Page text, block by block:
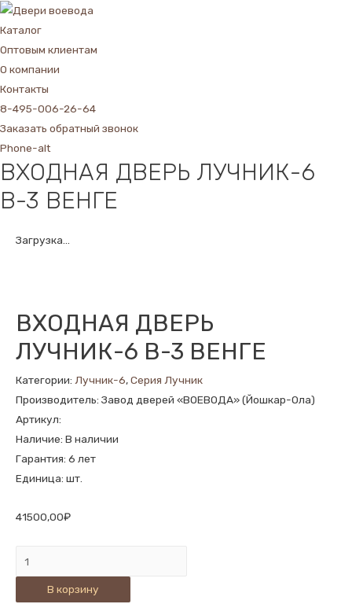
Каталог
Оптовым клиентам
О компании
Контакты
8-495-006-26-64
Заказать обратный звонок
Phone-alt
ВХОДНАЯ ДВЕРЬ ЛУЧНИК-6
В-3 ВЕНГЕ
Загрузка...
ВХОДНАЯ ДВЕРЬ
ЛУЧНИК-6 В-3 ВЕНГЕ
Категории: Лучник-6,Серия Лучник
Производитель: Завод дверей «ВОЕВОДА» (Йошкар-Ола)
Артикул:
Наличие: В наличии
Гарантия: 6 лет
Единица: шт.
41500,00₽
ВХОДНАЯ
ДВЕРЬВ корзину